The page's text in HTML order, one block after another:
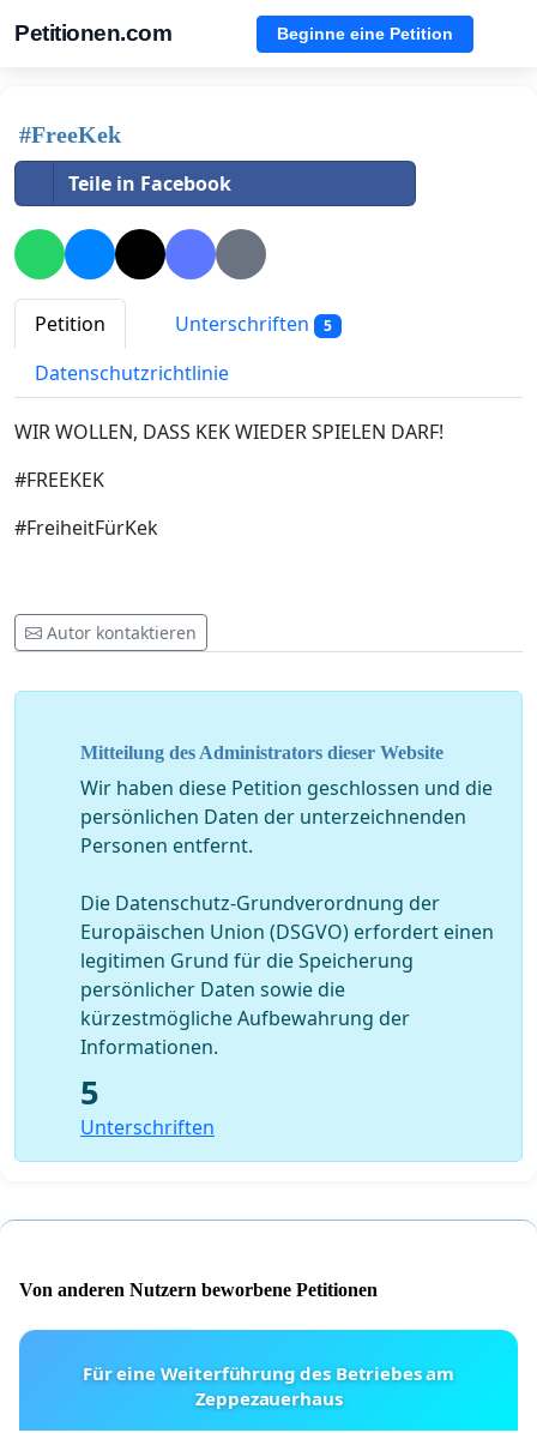
Petitionen.com Beginne eine Petition
#FreeKek
Teile in Facebook
Petition Unterschriften 5
Datenschutzrichtlinie
WIR WOLLEN, DASS KEK WIEDER SPIELEN DARF!
#FREEKEK
#FreiheitFürKek
Autor kontaktieren
Mitteilung des Administrators dieser Website
Wir haben diese Petition geschlossen und die
persönlichen Daten der unterzeichnenden
Personen entfernt.
Die Datenschutz-Grundverordnung der
Europäischen Union (DSGVO) erfordert einen
legitimen Grund für die Speicherung
persönlicher Daten sowie die
kürzestmögliche Aufbewahrung der
Informationen.
5
Unterschriften
Von anderen Nutzern beworbene Petitionen
Für eine Weiterführung des Betriebes am
Zeppezauerhaus